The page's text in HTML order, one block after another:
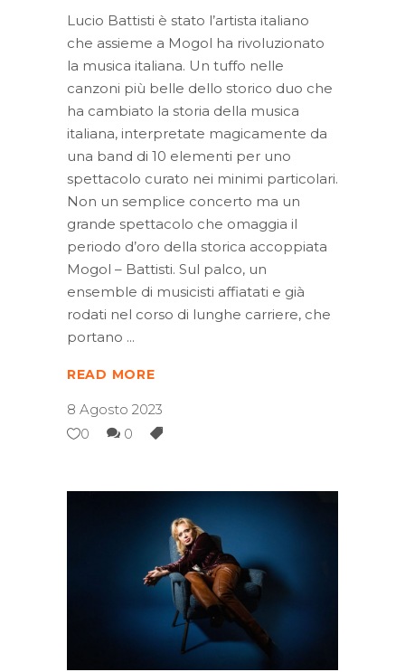
Lucio Battisti è stato l’artista italiano
che assieme a Mogol ha rivoluzionato
la musica italiana. Un tuffo nelle
canzoni più belle dello storico duo che
ha cambiato la storia della musica
italiana, interpretate magicamente da
una band di 10 elementi per uno
spettacolo curato nei minimi particolari.
Non un semplice concerto ma un
grande spettacolo che omaggia il
periodo d’oro della storica accoppiata
Mogol – Battisti. Sul palco, un
ensemble di musicisti affiatati e già
rodati nel corso di lunghe carriere, che
portano
READ MORE
8 Agosto 2023
0
0